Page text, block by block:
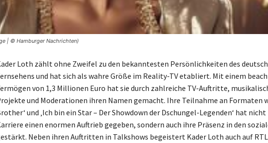
| © Hamburger Nachrichten)
Loth zählt ohne Zweifel zu den bekanntesten Persönlichkeiten des
und hat sich als wahre Größe im Reality-TV etabliert. Mit einem
von 1,3 Millionen Euro hat sie durch zahlreiche TV-Auftritte,
und Moderationen ihren Namen gemacht. Ihre Teilnahme an Formaten
und ‚Ich bin ein Star – Der Showdown der Dschungel-Legenden‘ hat
einen enormen Auftrieb gegeben, sondern auch ihre Präsenz in den
Neben ihren Auftritten in Talkshows begeistert Kader Loth auch auf